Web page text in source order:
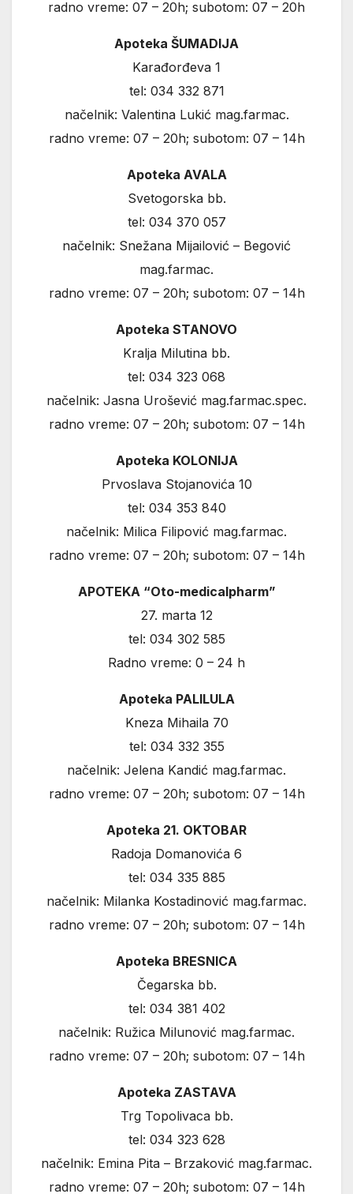
radno vreme: 07 – 20h; subotom: 07 – 20h
Apoteka ŠUMADIJA
Karađorđeva 1
tel: 034 332 871
načelnik: Valentina Lukić mag.farmac.
radno vreme: 07 – 20h; subotom: 07 – 14h
Apoteka AVALA
Svetogorska bb.
tel: 034 370 057
načelnik: Snežana Mijailović – Begović
mag.farmac.
radno vreme: 07 – 20h; subotom: 07 – 14h
Apoteka STANOVO
Kralja Milutina bb.
tel: 034 323 068
načelnik: Jasna Urošević mag.farmac.spec.
radno vreme: 07 – 20h; subotom: 07 – 14h
Apoteka KOLONIJA
Prvoslava Stojanovića 10
tel: 034 353 840
načelnik: Milica Filipović mag.farmac.
radno vreme: 07 – 20h; subotom: 07 – 14h
APOTEKA “Oto-medicalpharm”
27. marta 12
tel: 034 302 585
Radno vreme: 0 – 24 h
Apoteka PALILULA
Kneza Mihaila 70
tel: 034 332 355
načelnik: Jelena Kandić mag.farmac.
radno vreme: 07 – 20h; subotom: 07 – 14h
Apoteka 21. OKTOBAR
Radoja Domanovića 6
tel: 034 335 885
načelnik: Milanka Kostadinović mag.farmac.
radno vreme: 07 – 20h; subotom: 07 – 14h
Apoteka BRESNICA
Čegarska bb.
tel: 034 381 402
načelnik: Ružica Milunović mag.farmac.
radno vreme: 07 – 20h; subotom: 07 – 14h
Apoteka ZASTAVA
Trg Topolivaca bb.
tel: 034 323 628
načelnik: Emina Pita – Brzaković mag.farmac.
radno vreme: 07 – 20h; subotom: 07 – 14h